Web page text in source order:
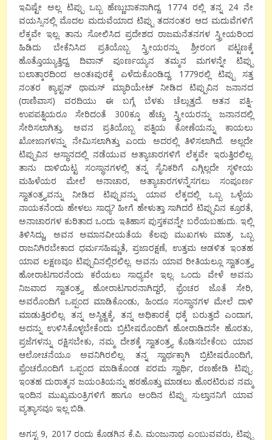
ಇವಿಷ್ಟೇ ಅಲ್ಲ ಟಿಪ್ಪು ಒಬ್ಬ ಹೆಣ್ಣುಬಾಕನಾಗಿದ್ದ. 1774 ರಲ್ಲಿ ತನ್ನ 24 ನೇ
ವಯಸ್ಸಿನಲ್ಲಿ ಮೊದಲ ಮದುವೆಯಾದ ಟಿಪ್ಪು ತದನಂತರ ಆದ ಮದುವೆಗಳಿಗೆ
ಲೆಕ್ಕವೇ ಇಲ್ಲ. ತಾನು ಸೋಲಿಸಿದ ಪ್ರದೇಶದ ರಾಜಮನೆತನಗಳ ಸ್ತ್ರೀಯರಿಂದ
ಹಿಡಿದು ಬೇಕೆನಿಸಿದ ಪ್ರತಿಯೊಬ್ಬ ಸ್ತ್ರೀಯರನ್ನು ಶ್ರೀರಂಗ ಪಟ್ಟಣಕ್ಕೆ
ಹೊತ್ತೊಯ್ಯುತ್ತಿದ್ದ. ದಿವಾನ್ ಪೂರ್ಣಯ್ಯನ ತಮ್ಮನ ಮಗಳನ್ನೇ ಟಿಪ್ಪು
ಬಲಾತ್ಕಾರದಿಂದ ಅಂತಃಪುರಕ್ಕೆ ಎಳೆದುಕೊಂಡಿದ್ದ. 1779ರಲ್ಲಿ ಟಿಪ್ಪು ಸತ್ತ
ನಂತರ ಕ್ಯಾಪ್ಟನ್ ಥಾಮಸ್ ಮ್ಯಾರಿಯೇಟ್ ನೀಡಿದ ಟಿಪ್ಪುವಿನ ಜನಾನದ
(ರಾಣಿವಾಸ) ವರದಿಯು ಈ ಬಗ್ಗೆ ಬೆಳಕು ಚೆಲ್ಲುತ್ತದೆ. ಆತನ ಪತ್ನಿ-
ಉಪಪತ್ನಿಯರೂ ಸೇರಿದಂತೆ 300ಕ್ಕೂ ಹೆಚ್ಚು ಸ್ತ್ರೀಯರನ್ನು ಜನಾನದಲ್ಲಿ
ಸೇರಿಸಲಾಗಿತ್ತು. ಅವನ ಪ್ರತಿಯೊಬ್ಬ ಪತ್ನಿಯ ಕೋಣೆಯನ್ನು ಕಾಯಲು
ಖೋಜಾಗಳನ್ನು ನೇಮಿಸಲಾಗಿತ್ತು ಎಂದು ಅದರಲ್ಲಿ ತಿಳಿಸಲಾಗಿದೆ. ಅಲ್ಲದೇ
ಟಿಪ್ಪುವಿನ ಆಸ್ಥಾನದಲ್ಲಿ ನಡೆಯುವ ಅತ್ಯಾಚಾರಗಳಿಗೆ ಲೆಕ್ಕವೇ ಇರುತ್ತಿರಲಿಲ್ಲ.
ತಾನು ದಾಳಿಯಿಟ್ಟ ಸಂಸ್ಥಾನಗಳಲ್ಲಿ ತನ್ನ ಸೈನಿಕರಿಗೆ ಎಗ್ಗಿಲ್ಲದೇ ಸ್ಥಳೀಯ
ಮಹಿಳೆಯರ ಮೇಲೆ ಅನಾಚಾರ, ಅತ್ಯಾಚಾರಗಳನ್ನೆಸಗಲು ಸಂಪೂರ್ಣ
ಸ್ವಾತಂತ್ರ್ಯವನ್ನು ನೀಡಿದ ಟಿಪ್ಪುವನ್ನು ಯಾವ ಲೆಕ್ಕದಲ್ಲಿ ಒಬ್ಬ ಒಳ್ಳೆಯ
ನಾಯಕನೆಂದು ಹೇಳಲು ಸಾಧ್ಯ? ಹೀಗೆ ಹೇಳುತ್ತಾ ಸಾಗಿದರೆ ಟಿಪ್ಪುವಿನ ಕ್ರೂರತೆ,
ಅನಾಚಾರಗಳ ಕುರಿತಾದ ಒಂದು ಇತಿಹಾಸ ಪುಸ್ತಕವನ್ನೇ ಬರೆಯಬಹುದು. ಇಲ್ಲಿ
ತಿಳಿಸಿದ್ದು, ಅವನ ಅಮಾನವೀಯತೆಯ ಕೆಲವು ಮುಖಗಳು ಮಾತ್ರ. ಒಬ್ಬ
ರಾಜನಿಗಿರಬೇಕಾದ ಧರ್ಮಸಹಿಷ್ಣುತೆ, ಪ್ರಜಾರಕ್ಷಣೆ, ಉತ್ತಮ ಆಡಳಿತ ಇಂತಹ
ಯಾವ ಲಕ್ಷಣವೂ ಟಿಪ್ಪುವಿನಲ್ಲಿರಲಿಲ್ಲ. ಅವನು ಯಾವ ರೀತಿಯಲ್ಲೂ ಸ್ವಾತಂತ್ರ್ಯ
ಹೋರಾಟಗಾರನೆಂದು ಕರೆಯಲು ಸಾಧ್ಯವೇ ಇಲ್ಲ. ಒಂದು ವೇಳೆ ಅವನು
ನಿಜವಾದ ಸ್ವಾತಂತ್ರ್ಯ ಹೋರಾಟಗಾರನಾಗಿದ್ದರೆ, ಫ್ರೆಂಚರ ಜೊತೆ ಸೇರಿ,
ಅವರೊಂದಿಗೆ ಒಪ್ಪಂದ ಮಾಡಿಕೊಂಡು, ಹಿಂದೂ ಸಂಸ್ಥಾನಗಳ ಮೇಲೆ ದಾಳಿ
ಮಾಡುತ್ತಿರಲಿಲ್ಲ. ತನ್ನ ಅಸ್ಥಿತ್ವಕ್ಕೆ, ತನ್ನ ಅಧಿಕಾರಕ್ಕೆ ಧಕ್ಕೆ ಬರುತ್ತದೆ ಎಂದಾಗ,
ಅದನ್ನು ಉಳಿಸಿಕೊಳ್ಳಬೇಕೆಂದು ಬ್ರಿಟೀಷರೊಂದಿಗೆ ಹೋರಾಡಿದನೇ ಹೊರತು,
ಪ್ರಜೆಗಳನ್ನು ರಕ್ಷಿಸಬೇಕು, ನಮ್ಮ ದೇಶಕ್ಕೆ ಸ್ವಾತಂತ್ರ್ಯ ಕೊಡಿಸಬೇಕೆಂಬ ಯಾವ
ಆಲೋಚನೆಯೂ ಅವನಿಗಿರಲಿಲ್ಲ. ತನ್ನ ಸ್ವಾರ್ಥಕ್ಕಾಗಿ ಬ್ರಿಟೀಷರೊಂದಿಗೆ,
ಫ್ರೆಂಚರೊಂದಿಗೆ ಒಪ್ಪಂದ ಮಾಡಿಕೊಂಡ ಪರಮ ಸ್ವಾರ್ಥಿ, ರಣಹೇಡಿ ಟಿಪ್ಪು.
ಇಂತಹ ದುರಾತ್ಮನ ಜಯಂತಿಯನ್ನು ಹಠಹೊತ್ತು ಮಾಡಲು ಹೊರಟಿರುವ ನಮ್ಮ
ಇಂದಿನ ಮುಖ್ಯಮಂತ್ರಿಗಳಿಗೆ ಹಾಗೂ ಅಂದಿನ ಟಿಪ್ಪು ಸುಲ್ತಾನನಿಗೆ ಯಾವ
ವ್ಯತ್ಯಾಸವೂ ಇಲ್ಲ ಬಿಡಿ.
ಅಗಸ್ಟ 9, 2017 ರಂದು ಕೊಡಗಿನ ಕೆ.ಪಿ. ಮಂಜುನಾಥ ಎಂಬುವವರು, ಟಿಪ್ಪು